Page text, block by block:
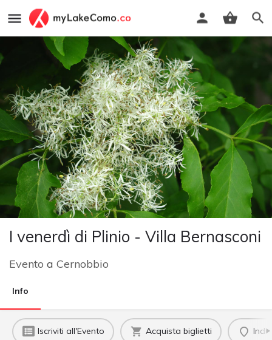
I venerdì di Plinio - Villa Bernasconi
Evento a Cernobbio
Info
Iscriviti all'Evento Acquista biglietti